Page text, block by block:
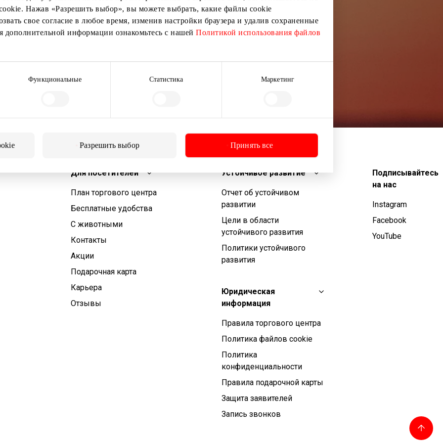
Нажав «Разрешить выбор», вы можете выбрать, какие файлы cookie
свое согласие в любое время, изменив настройки браузера и удалив сохраненные
дополнительной информации ознакомьтесь с нашейПолитикой использования файлов
Функциональные Статистика Маркетинг
Разрешить выбор Принять все
Подписаться
вам исполнилось 13 лет.
Для посетителей
План торгового центра
Бесплатные удобства
С животными
Контакты
Aкции
Подарочная карта
Карьера
Отзывы
Устойчивое развитие
Отчет об устойчивом
развитии
Цели в области
устойчивого развития
Политики устойчивого
развития
Юридическая
информация
Правила торгового центра
Политика файлов cookie
Политика
конфиденциальности
Правила подарочной карты
Защита заявителей
Запись звонков
Подписывайтесь
на нас
Instagram
Facebook
YouTube